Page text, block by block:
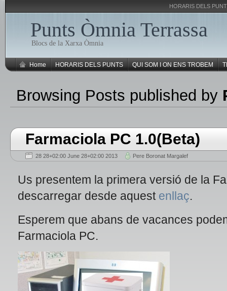
HORARIS DELS
Punts Òmnia Terrassa
Blocs de la Xarxa Òmnia
Home HORARIS DELS PUNTS QUI SOM I ON ENS TROBEM
Browsing Posts published by
Farmaciola PC 1.0(Beta)
28 28+02:00 June 28+02:00 2013 Pere Boronat Margalef
Us presentem la primera versió de la
descarregar desde aquest enllaç.
Esperem que abans de vacances
Farmaciola PC.